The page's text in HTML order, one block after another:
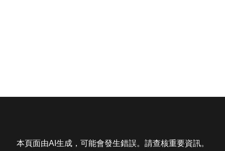
本頁面由AI生成，可能會發生錯誤。請查核重要資訊。